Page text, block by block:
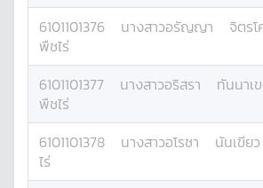
6101101376 นางสาวอรัญญา จิตร
พืชไร่
6101101377 นางสาวอริสรา ทันนาเ
พืชไร่
6101101378 นางสาวอโรชา นันเขียว
ไร่